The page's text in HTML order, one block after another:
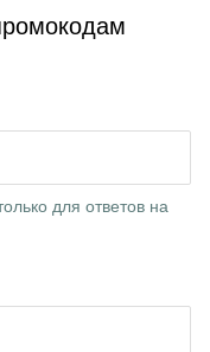
для ответов на